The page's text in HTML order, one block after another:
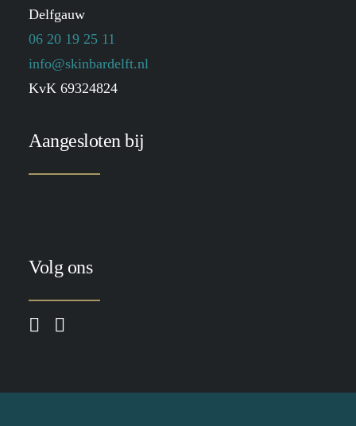
Delfgauw
06 20 19 25 11
info@skinbardelft.nl
KvK 69324824
Aangesloten bij
Volg ons